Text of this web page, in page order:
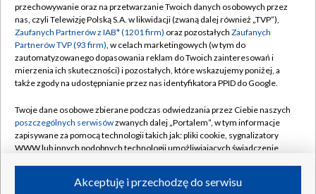
Abonament TVP
Emisja w TVP
Centrum informacji TVP
Naziemna Telewizja Cyfrowa
Rada Programowa
System NOS
Informacje o nadawcy
Program dla prasy
Regulamin TVP
Polityka prywatności
Moje zgody
Pomoc
Kontakt
Kanały
przechowywanie oraz na przetwarzanie Twoich danych osobowych przez
nas, czyli Telewizję Polską S.A. w likwidacji (zwaną dalej również „TVP”),
Zaufanych Partnerów z IAB* (1201 firm) oraz pozostałych Zaufanych
Partnerów TVP (93 firm), w celach marketingowych (w tym do
zautomatyzowanego dopasowania reklam do Twoich zainteresowań i
mierzenia ich skuteczności) i pozostałych, które wskazujemy poniżej, a
także zgody na udostępnianie przez nas identyfikatora PPID do Google.
Twoje dane osobowe zbierane podczas odwiedzania przez Ciebie naszych
poszczególnych serwisówzwanych dalej „Portalem”, w tym informacje
zapisywane za pomocą technologii takich jak: pliki cookie, sygnalizatory
WWW lub innych podobnych technologii umożliwiających świadczenie
ruchu w Internecie.Akceptuję i przechodzę do serwisu